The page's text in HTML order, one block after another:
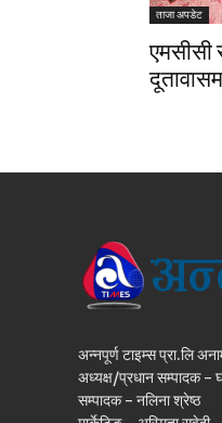
ताजा अपडेट
एमसीसी
अन्नपूर्ण टाइम्स प्रा.लि
अध्यक्ष/प्रधान सम्पादक -
सम्पादक - नलिना श्रेष्ठ